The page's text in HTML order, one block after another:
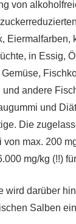
von
Eiermalfarben,
in Essig,
und andere
und
Die
von max. 200
mg/kg (!!)
wird darüber
Salben